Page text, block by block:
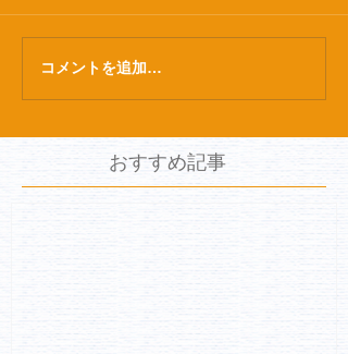
コメントを追加…
おすすめ記事